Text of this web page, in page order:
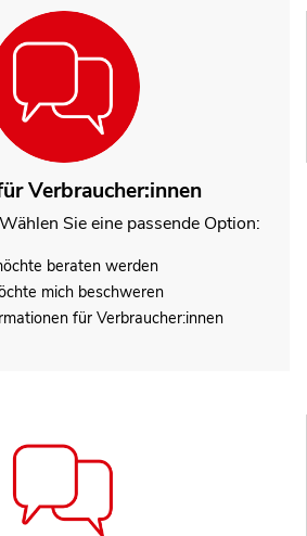
Verbraucher:innen
Sie eine passende Option:
beraten werden
mich beschweren
für Verbraucher:innen